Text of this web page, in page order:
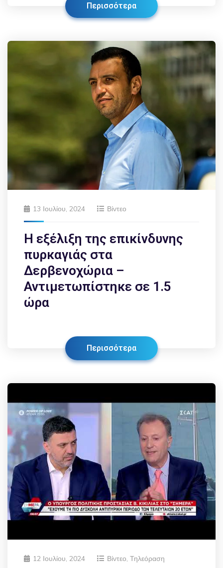
Περισσότερα
13 Ιουλίου, 2024 Βίντεο
Η εξέλιξη της επικίνδυνης
πυρκαγιάς στα
Δερβενοχώρια –
Αντιμετωπίστηκε σε 1.5
ώρα
Περισσότερα
12 Ιουλίου, 2024 Βίντεο, Τηλεόραση